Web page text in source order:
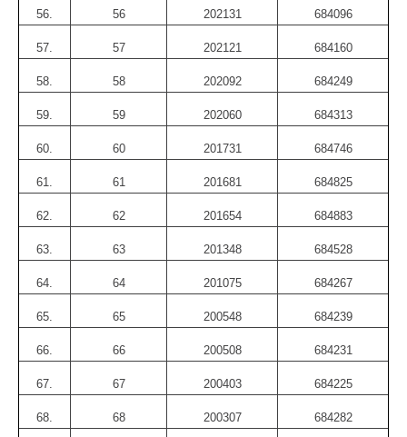
56. 56 202131 684096
57. 57 202121 684160
58. 58 202092 684249
59. 59 202060 684313
60. 60 201731 684746
61. 61 201681 684825
62. 62 201654 684883
63. 63 201348 684528
64. 64 201075 684267
65. 65 200548 684239
66. 66 200508 684231
67. 67 200403 684225
68. 68 200307 684282